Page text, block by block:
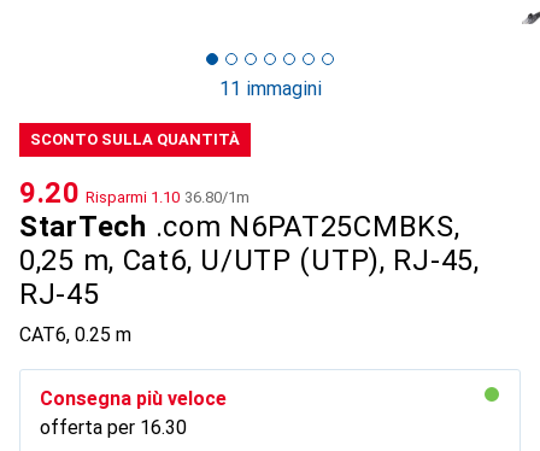
11 immagini
SCONTO SULLA QUANTITÀ
StarTech .com N6PAT25CMBKS,
0,25 m, Cat6, U/UTP (UTP), RJ-45,
RJ-45
CAT6, 0.25 m
CHF
9.20 Risparmi CHF
1.10 CHF
36.80/1m
Consegna più veloce
offerta per CHF
16.30